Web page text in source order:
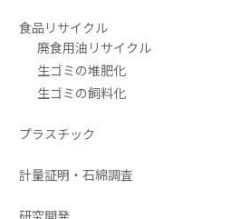
食品リサイクル
廃食用油リサイクル
生ゴミの堆肥化
生ゴミの飼料化
プラスチック
計量証明・石綿調査
研究開発